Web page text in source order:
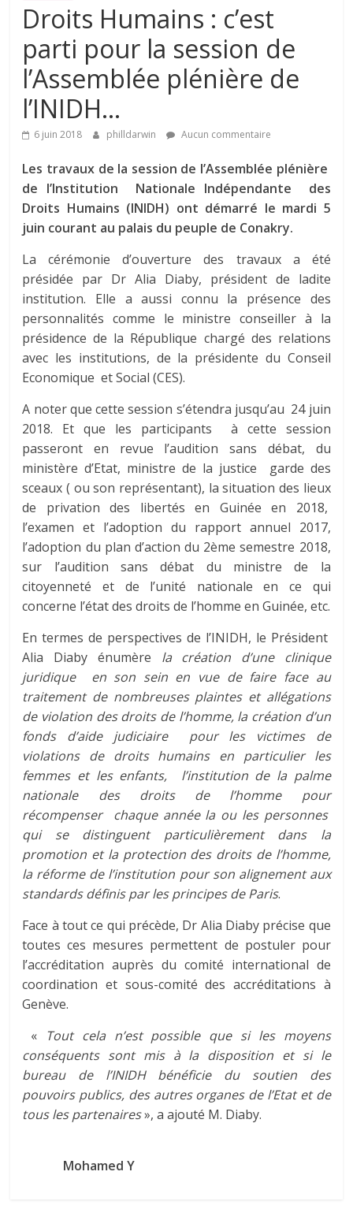
Droits Humains : c’est
parti pour la session de
l’Assemblée plénière de
l’INIDH…
6 juin 2018 philldarwin Aucun commentaire
Les travaux de la session de l’Assemblée plénière
de l’Institution Nationale Indépendante des
Droits Humains (INIDH) ont démarré le mardi 5
juin courant au palais du peuple de Conakry.
La cérémonie d’ouverture des travaux a été
présidée par Dr Alia Diaby, président de ladite
institution. Elle a aussi connu la présence des
personnalités comme le ministre conseiller à la
présidence de la République chargé des relations
avec les institutions, de la présidente du Conseil
Economique et Social (CES).
A noter que cette session s’étendra jusqu’au 24 juin
2018. Et que les participants à cette session
passeront en revue l’audition sans débat, du
ministère d’Etat, ministre de la justice garde des
sceaux ( ou son représentant), la situation des lieux
de privation des libertés en Guinée en 2018,
l’examen et l’adoption du rapport annuel 2017,
l’adoption du plan d’action du 2ème semestre 2018,
sur l’audition sans débat du ministre de la
citoyenneté et de l’unité nationale en ce qui
concerne l’état des droits de l’homme en Guinée, etc.
En termes de perspectives de l’INIDH, le Président
Alia Diaby énumère la création d’une clinique
juridique en son sein en vue de faire face au
traitement de nombreuses plaintes et allégations
de violation des droits de l’homme, la création d’un
fonds d’aide judiciaire pour les victimes de
violations de droits humains en particulier les
femmes et les enfants, l’institution de la palme
nationale des droits de l’homme pour
récompenser chaque année la ou les personnes
qui se distinguent particulièrement dans la
promotion et la protection des droits de l’homme,
la réforme de l’institution pour son alignement aux
standards définis par les principes de Paris.
Face à tout ce qui précède, Dr Alia Diaby précise que
toutes ces mesures permettent de postuler pour
l’accréditation auprès du comité international de
coordination et sous-comité des accréditations à
Genève.
« Tout cela n’est possible que si les moyens
conséquents sont mis à la disposition et si le
bureau de l’INIDH bénéficie du soutien des
pouvoirs publics, des autres organes de l’Etat et de
tous les partenaires», a ajouté M. Diaby.
Mohamed Y